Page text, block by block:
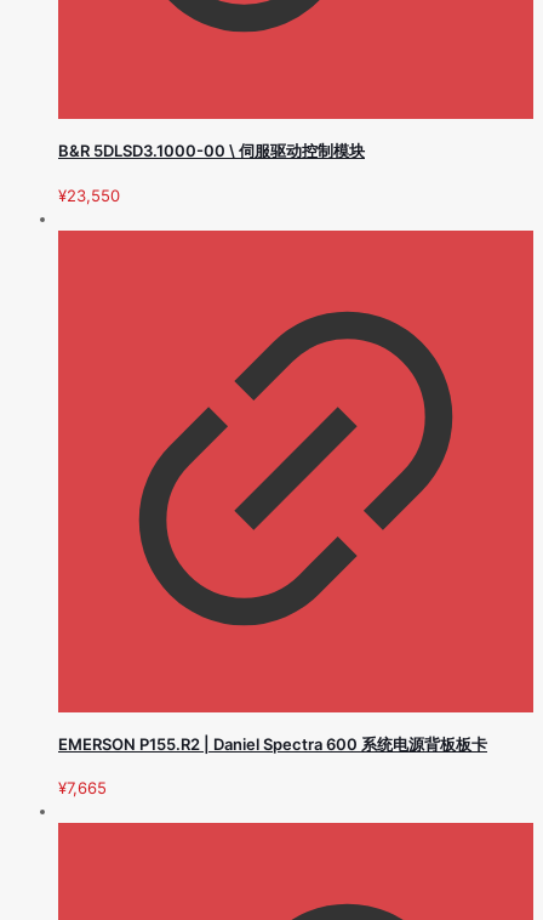
B&R 5DLSD3.1000-00 \ 伺服驱动控制模块
¥23,550
EMERSON P155.R2 | Daniel Spectra 600 系统电源背板板卡
¥7,665